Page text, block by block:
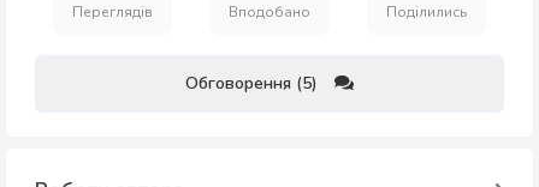
Переглядів Вподобано Поділились
Обговорення (5)